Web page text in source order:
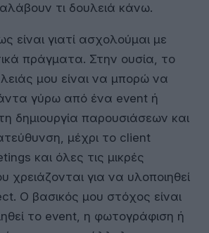
τι δουλειά κάνω.
είναι γιατί ασχολούμαι με
πράγματα. Στην ουσία, το
μου είναι να μπορώ να
γύρω από ένα event ή
δημιουργία παρουσιάσεων και
μέχρι το client
και όλες τις μικρές
χρειάζονται για να υλοποιηθεί
Ο βασικός μου στόχος είναι
το event, η φωτογράφιση ή